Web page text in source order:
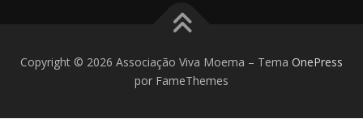
Copyright © 2026 Associação Viva Moema – Tema OnePress
por FameThemes